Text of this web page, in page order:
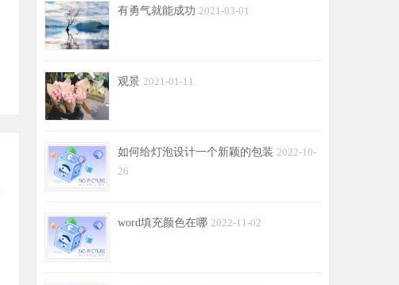
有勇气就能成功 2021-03-01
观景 2021-01-11
如何给灯泡设计一个新颖的包装 2022-10-
26
word填充颜色在哪 2022-11-02